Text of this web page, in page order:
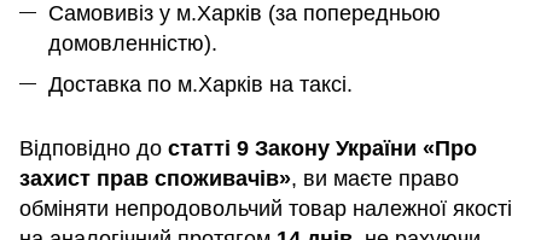
Самовивіз у м.Харків (за попередньою
домовленністю).
Доставка по м.Харків на таксі.
Відповідно до статті 9 Закону України «Про
захист прав споживачів», ви маєте право
обміняти непродовольчий товар належної якості